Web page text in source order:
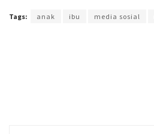
Tags: anak ibu media sosial